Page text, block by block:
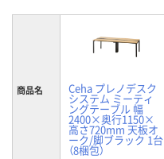
商品名 Ceha プレノデスク
システム ミーティ
ングテーブル 幅
2400×奥行1150×
高さ720mm 天板オ
ーク/脚ブラック 1台
（8梱包）